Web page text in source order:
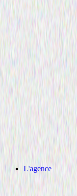
L'agence